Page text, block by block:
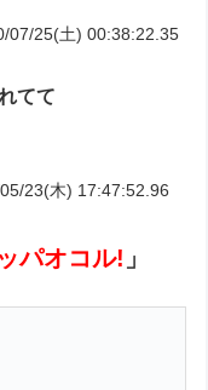
07/25(土) 00:38:22.35
てて
05/23(木) 17:47:52.96
パオコル! 」